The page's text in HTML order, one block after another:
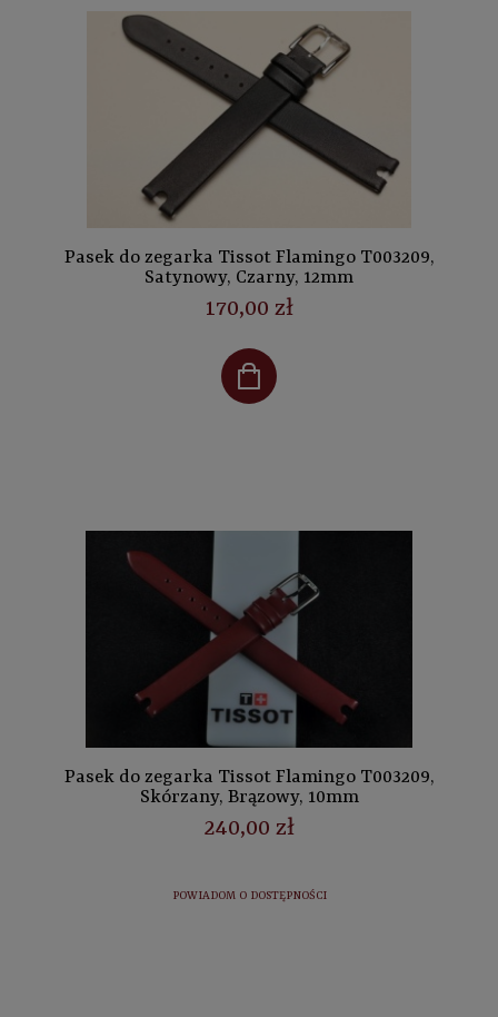
Pasek do zegarka Tissot Flamingo T003209,
Satynowy, Czarny, 12mm
170,00 zł
Pasek do zegarka Tissot Flamingo T003209,
Skórzany, Brązowy, 10mm
240,00 zł
POWIADOM O DOSTĘPNOŚCI